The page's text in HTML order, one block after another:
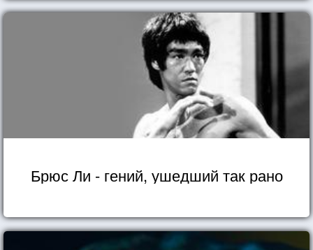
Брюс Ли - гений, ушедший так рано